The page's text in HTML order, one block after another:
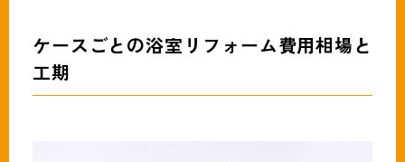
ケースごとの浴室リフォーム費用相場と
工期